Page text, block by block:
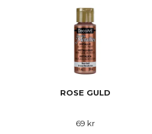
ROSE GULD
69 kr